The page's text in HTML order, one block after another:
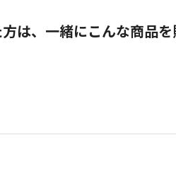
は、一緒にこんな商品を